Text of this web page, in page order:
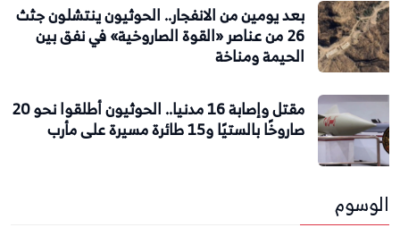
بعد يومين من الانفجار.. الحوثيون ينتشلون جثث
26 من عناصر «القوة الصاروخية» في نفق بين
الحيمة ومناخة
مقتل وإصابة 16 مدنيا.. الحوثيون أطلقوا نحو 20
صاروخًا بالستيًا و15 طائرة مسيرة على مأرب
الوسوم